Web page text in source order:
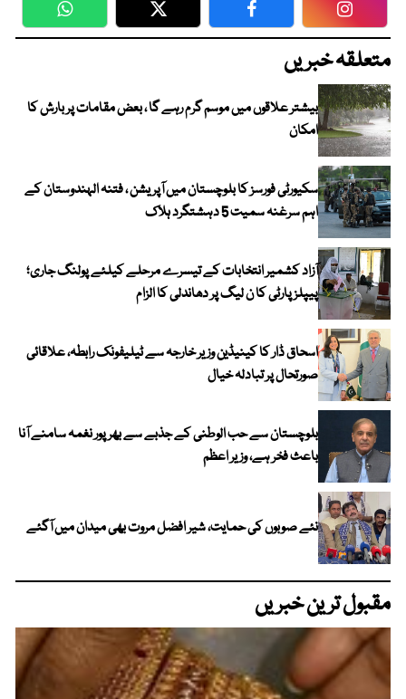
WhatsApp Twitter Facebook
متعلقہ خبریں
بیشتر علاقوں میں موسم گرم رہے گا ، بعض مقامات پر بارش کا
امکان
سکیورٹی فورسز کا بلوچستان میں آپریشن ، فتنہ الہندوستان کے
اہم سرغنہ سمیت 5 دہشتگرد ہلاک
آزاد کشمیر انتخابات کے تیسرے مرحلے کیلئے پولنگ جاری؛
پیپلز پارٹی کا ن لیگ پر دھاندلی کا الزام
اسحاق ڈار کا کینیڈین وزیر خارجہ سے ٹیلیفونک رابطہ، علاقائی
صورتحال پر تبادلہ خیال
بلوچستان سے حب الوطنی کے جذبے سے بھرپور نغمہ سامنے آنا
باعث فخر ہے، وزیر اعظم
نئے صوبوں کی حمایت، شیر افضل مروت بھی میدان میں آگئے
مقبول ترین خبریں